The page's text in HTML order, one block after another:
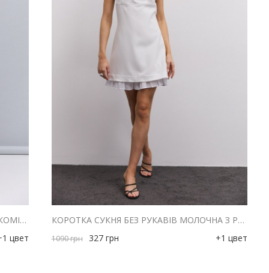
КОРОТКА ЛІТНЯ СУКНЯ З ВІДКЛАДНИМ КОМІРОМ МОЛОЧНА З ЧЕРВОНИМИ КВІТАМИ
цвет
КОРОТКА СУКНЯ БЕЗ РУКАВІВ МОЛОЧНА З РЮШАМИ ЗІ ШТАПЕЛЮ ВНИЗУ
1090грн 327 грн +1 цвет